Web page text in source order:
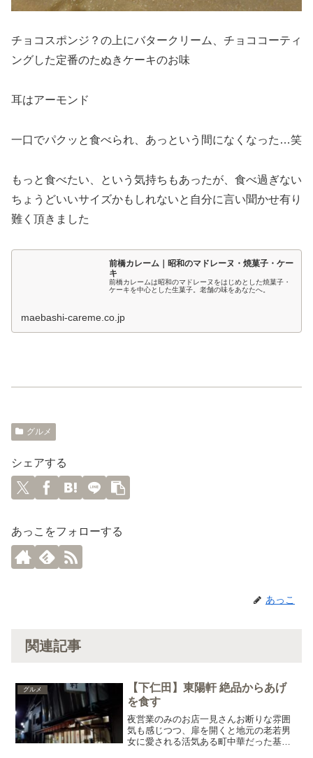
チョコスポンジ？の上にバタークリーム、チョココーティ
ングした定番のたぬきケーキのお味
耳はアーモンド
一口でパクッと食べられ、あっという間になくなった…笑
もっと食べたい、という気持ちもあったが、食べ過ぎない
ちょうどいいサイズかもしれないと自分に言い聞かせ有り
難く頂きました
前橋カレーム｜昭和のマドレーヌ・焼菓子・ケー
キ
前橋カレームは昭和のマドレーヌをはじめとした焼菓子・
ケーキを中心とした生菓子。老舗の味をあなたへ。
maebashi-careme.co.jp
グルメ
シェアする
あっこをフォローする
あっこ
関連記事
グルメ
【下仁田】東陽軒 絶品からあげ
を食す
夜営業のみのお店一見さんお断りな雰囲
気も感じつつ、扉を開くと地元の老若男
女に愛される活気ある町中華だった基本